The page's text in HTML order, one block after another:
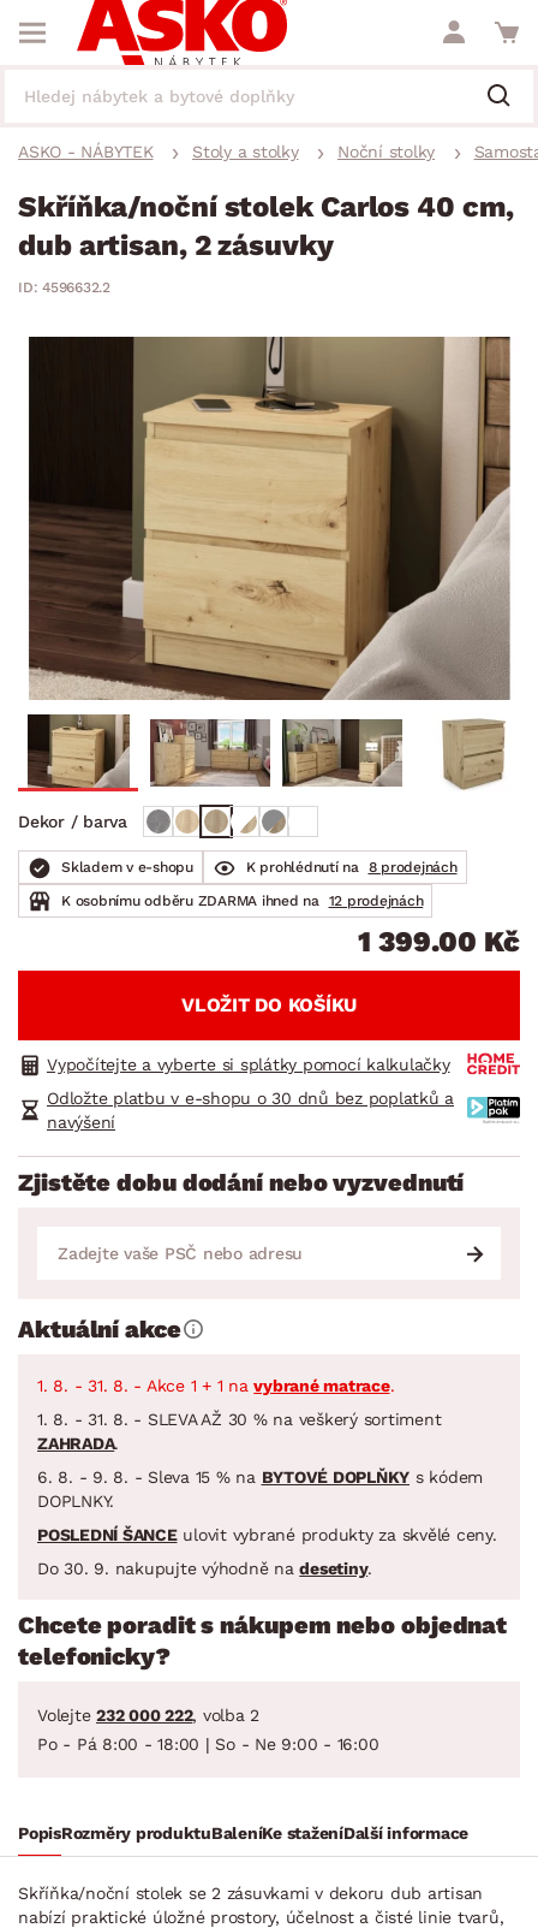
ASKO - NÁBYTEK Stoly a stolky Noční stolky
Skříňka/noční stolek Carlos 40 cm,
dub artisan, 2 zásuvky
ID: 4596632.2
Dekor / barva
Skladem v e-shopu K prohlédnutí na
8 prodejnách
K osobnímu odběru ZDARMA ihned na
12 prodejnách
1 399.00 Kč
VLOŽIT DO KOŠÍKU
Vypočítejte a vyberte si splátky pomocí kalkulačky
Odložte platbu v e-shopu o 30 dnů bez poplatků a
navýšení
Zjistěte dobu dodání nebo vyzvednutí
Aktuální akce
1. 8. - 31. 8. - Akce 1 + 1 navybrané matrace.
1. 8. - 31. 8. - SLEVA AŽ 30 % na veškerý sortiment
ZAHRADA.
6. 8. - 9. 8. - Sleva 15 % na BYTOVÉ DOPLŇKY s kódem
DOPLNKY.
POSLEDNÍ ŠANCEulovit vybrané produkty za skvělé ceny.
Do 30. 9. nakupujte výhodně nadesetiny.
Chcete poradit s nákupem nebo objednat
telefonicky?
Volejte 232 000 222, volba 2
Po - Pá 8:00 - 18:00 | So - Ne 9:00 - 16:00
PopisRozměry produktuBaleníKe staženíDalší informace
Skříňka/noční stolek se 2 zásuvkami v dekoru dub artisan
nabízí praktické úložné prostory, účelnost a čisté linie tvarů,